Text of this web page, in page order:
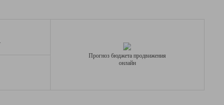
Прогноз бюджета продвижения
онлайн